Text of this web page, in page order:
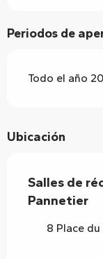
Periodos de
Todo el año
Ubicación
Salles de
Pannetier
8 Place du